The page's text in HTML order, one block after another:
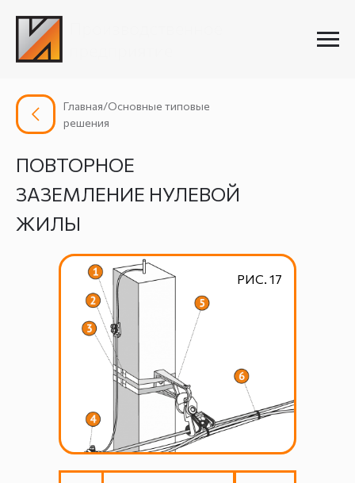
ПОВТОРНОЕ
ЗАЗЕМЛЕНИЕ НУЛЕВОЙ
ЖИЛЫ
Главная/Основные типовые
решения
РИС. 17